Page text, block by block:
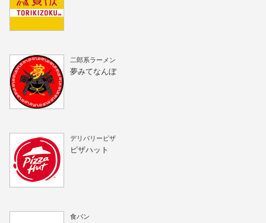
二郎系ラーメン
夢みてなんぼ
デリバリーピザ
ピザハット
食パン